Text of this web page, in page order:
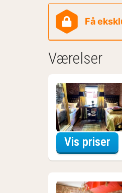
Få
Værelser
Vis priser